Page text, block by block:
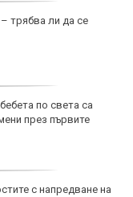
трябва ли да се
по света са
през първите
с напредване на